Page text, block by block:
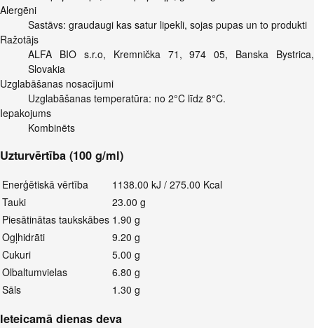
Alergēni
Sastāvs: graudaugi kas satur lipekli, sojas pupas un to produkti
Ražotājs
ALFA BIO s.r.o, Kremnička 71, 974 05, Banska Bystrica,
Slovakia
Uzglabāšanas nosacījumi
Uzglabāšanas temperatūra: no 2°C līdz 8°C.
Iepakojums
Kombinēts
Uzturvērtība (100 g/ml)
Enerģētiskā vērtība
1138.00 kJ / 275.00 Kcal
Tauki
23.00 g
Piesātinātas taukskābes 1.90 g
Ogļhidrāti
9.20 g
Cukuri
5.00 g
Olbaltumvielas
6.80 g
Sāls
1.30 g
Ieteicamā dienas deva